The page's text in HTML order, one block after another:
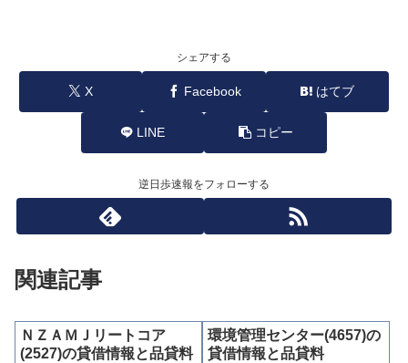
シェアする
X Facebook はてブ
LINE コピー
逆日歩速報をフォローする
関連記事
ＮＺＡＭＪリートコア
(2527)の貸借情報と品貸料
環境管理センター(4657)の
貸借情報と品貸料